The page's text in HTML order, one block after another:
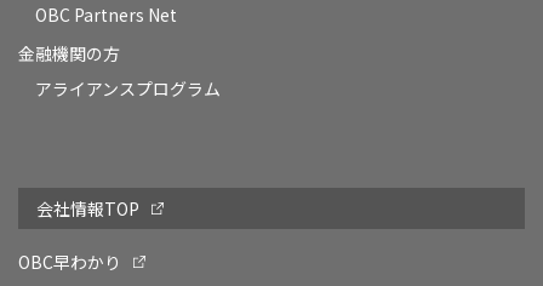
OBC Partners Net
金融機関の方
アライアンスプログラム
会社情報TOP
OBC早わかり